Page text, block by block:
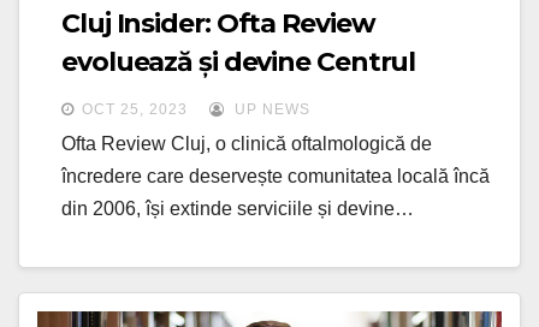
Cluj Insider: Ofta Review
evoluează și devine Centrul
Medical Review din Cluj-Napoca
OCT 25, 2023 UP NEWS
Ofta Review Cluj, o clinică oftalmologică de
încredere care deservește comunitatea locală încă
din 2006, își extinde serviciile și devine…